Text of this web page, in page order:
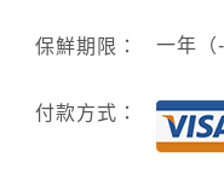
保鮮期限： 一年（
付款方式：